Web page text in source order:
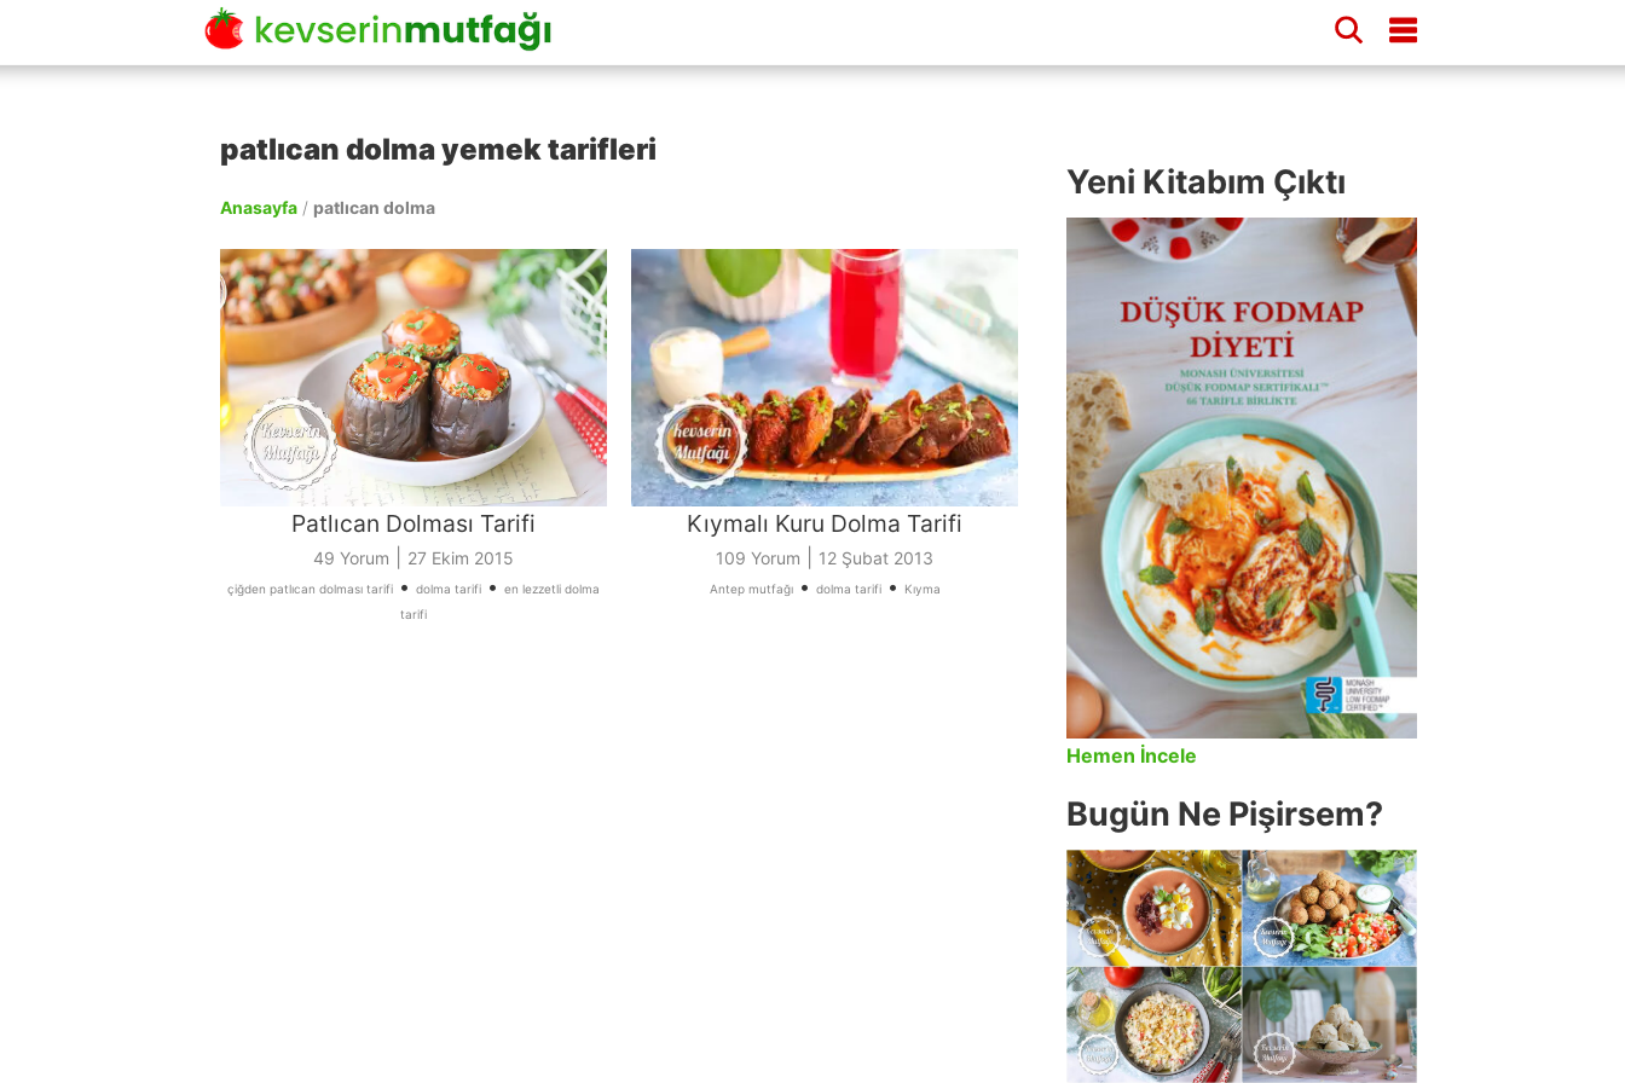
patlıcan dolma yemek tarifleri
Anasayfa / patlıcan dolma
Patlıcan Dolması Tarifi
49 Yorum 27 Ekim 2015
çiğden patlıcan dolması tarifi • dolma tarifi • en lezzetli dolma
tarifi
Kıymalı Kuru Dolma Tarifi
109 Yorum 12 Şubat 2013
Antep mutfağı• dolma tarifi• Kıyma
Yeni Kitabım Çıktı
Hemen İncele
Bugün Ne Pişirsem?